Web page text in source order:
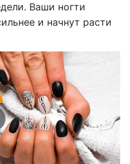
Ваши ногти
и начнут расти